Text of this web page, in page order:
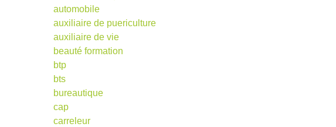
automobile
auxiliaire de puericulture
auxiliaire de vie
beauté formation
btp
bts
bureautique
cap
carreleur